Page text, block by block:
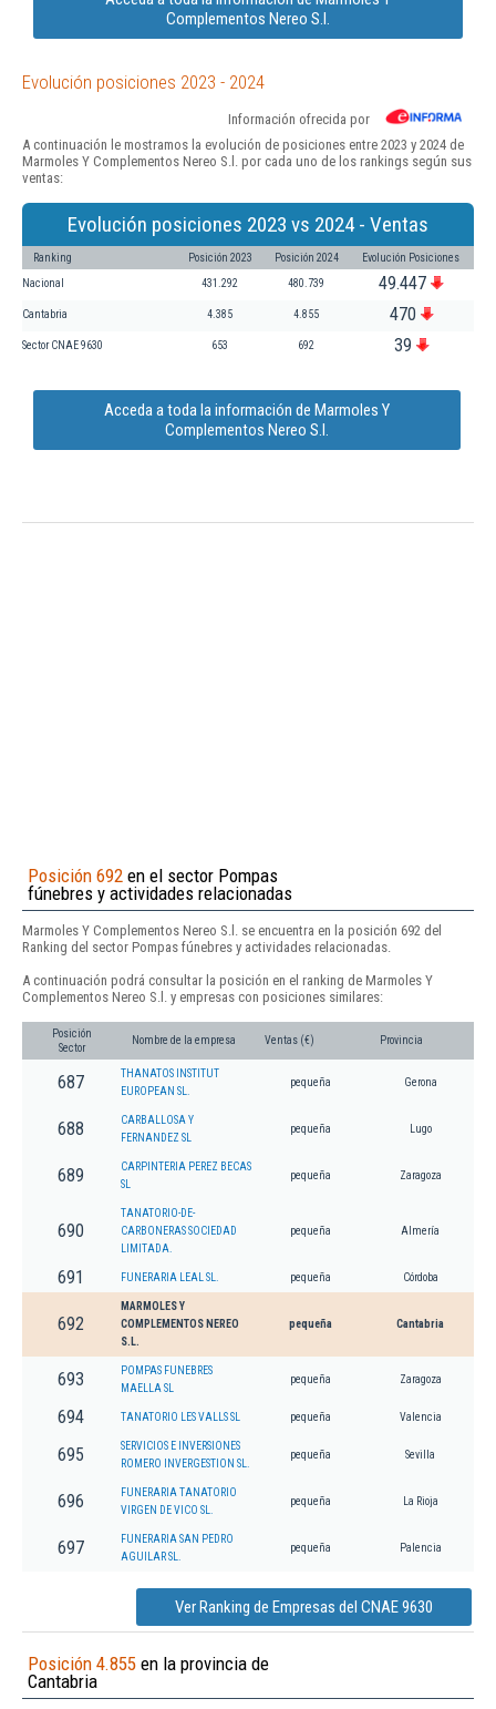
Complementos Nereo S.l.
Evolución posiciones 2023 - 2024
Información ofrecida por
A continuación le mostramos la evolución de posiciones entre 2023 y 2024 de
Marmoles Y Complementos Nereo S.l. por cada uno de los rankings según sus
ventas:
Evolución posiciones 2023 vs 2024 - Ventas
Ranking Posición 2023 Posición 2024 Evolución Posiciones
Nacional 431.292 480.739 49.447
Cantabria 4.385 4.855 470
Sector CNAE 9630 653 692 39
Acceda a toda la información de Marmoles Y
Complementos Nereo S.l.
Posición 692 en el sector Pompas
fúnebres y actividades relacionadas
Marmoles Y Complementos Nereo S.l. se encuentra en la posición 692 del
Ranking del sector Pompas fúnebres y actividades relacionadas.
A continuación podrá consultar la posición en el ranking de Marmoles Y
Complementos Nereo S.l. y empresas con posiciones similares:
Posición
Sector
Nombre de la empresa Ventas (€) Provincia
687
THANATOS INSTITUT
EUROPEAN SL.
pequeña Gerona
688
CARBALLOSA Y
FERNANDEZ SL
pequeña Lugo
689
CARPINTERIA PEREZ BECAS
SL
pequeña Zaragoza
690
TANATORIO-DE-
CARBONERAS SOCIEDAD
LIMITADA.
pequeña Almería
691 FUNERARIA LEAL SL. pequeña Córdoba
692
MARMOLES Y
COMPLEMENTOS NEREO
S.L.
pequeña Cantabria
693
POMPAS FUNEBRES
MAELLA SL
pequeña Zaragoza
694 TANATORIO LES VALLS SL pequeña Valencia
695
SERVICIOS E INVERSIONES
ROMERO INVERGESTION SL.
pequeña Sevilla
696
FUNERARIA TANATORIO
VIRGEN DE VICO SL.
pequeña La Rioja
697
FUNERARIA SAN PEDRO
AGUILAR SL.
pequeña Palencia
Ver Ranking de Empresas del CNAE 9630
Posición 4.855 en la provincia de
Cantabria